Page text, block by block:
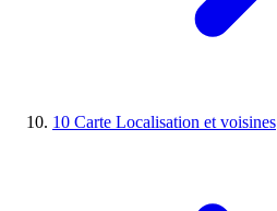
10 Carte Localisation et voisines